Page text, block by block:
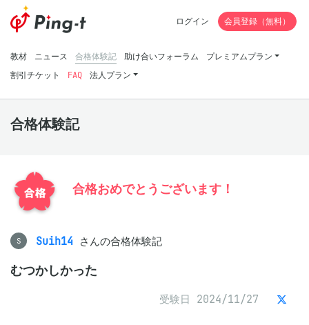
教材 ニュース 合格体験記 助け合いフォーラム
プレミアムプラン
割引チケット
FAQ 法人プラン
ログイン 会員登録（無料）
合格体験記
合格おめでとうございます！
S Suih14 さんの合格体験記
むつかしかった
受験日 2024/11/27